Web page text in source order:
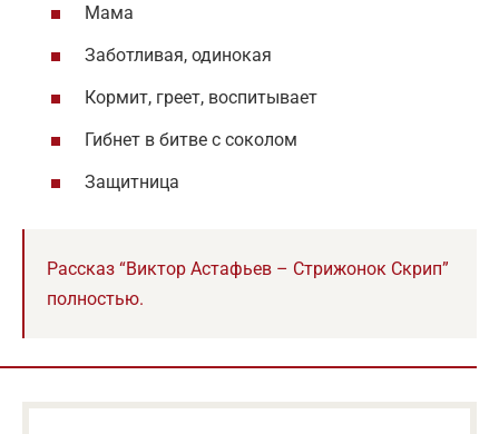
Мама
Заботливая, одинокая
Кормит, греет, воспитывает
Гибнет в битве с соколом
Защитница
Рассказ “Виктор Астафьев – Стрижонок Скрип”
полностью.